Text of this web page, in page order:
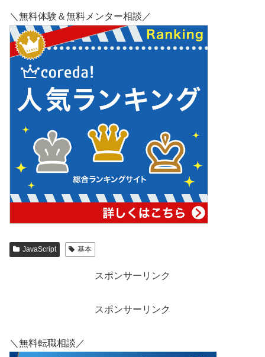
＼無料体験＆無料メンター相談／
JavaScript 基本
スポンサーリンク
スポンサーリンク
＼無料転職相談／